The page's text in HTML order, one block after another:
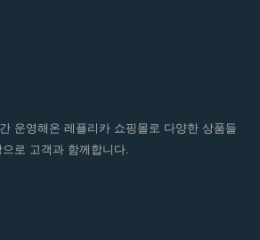
운영해온 레플리카 쇼핑몰로 다양한 상품들
로 고객과 함께합니다.